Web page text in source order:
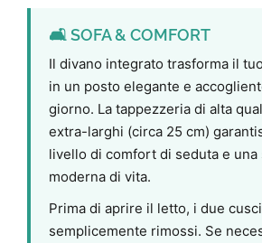
🛋️ SOFA & COMFORT
Il divano integrato trasforma il
in un posto elegante e
giorno. La tappezzeria di alta
extra-larghi (circa 25 cm)
livello di comfort di seduta e una
moderna di vita.
Prima di aprire il letto, i due
semplicemente rimossi. Se